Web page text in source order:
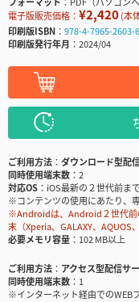
電子版販売価格： ¥2,420(本
印刷版ISBN
978-4-7965-2603-6
印刷版発行年月
2024/04
ご利用方法
ダウンロード型配
同時使用端末数
2
対応OS
iOS最新の２世代前ま
※コンテンツの使用にあたり、
※Androidは、Android２世代前
末（Xperia、GALAXY、AQUOS
必要メモリ容量
102 MB以上
ご利用方法
アクセス型配信サ
同時使用端末数
1
※インターネット経由でのWEB